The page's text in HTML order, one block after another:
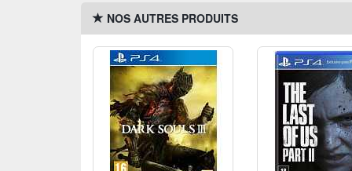
NOS AUTRES PRODUITS